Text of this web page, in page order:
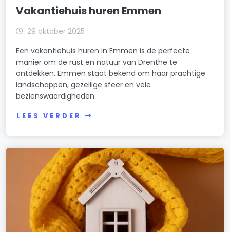
Vakantiehuis huren Emmen
29 oktober 2025
Een vakantiehuis huren in Emmen is de perfecte
manier om de rust en natuur van Drenthe te
ontdekken. Emmen staat bekend om haar prachtige
landschappen, gezellige sfeer en vele
bezienswaardigheden.
LEES VERDER